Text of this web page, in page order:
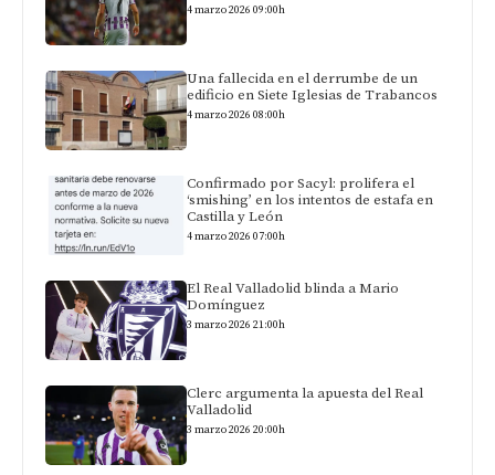
4 marzo 2026 09:00h
Una fallecida en el derrumbe de un
edificio en Siete Iglesias de Trabancos
4 marzo 2026 08:00h
Confirmado por Sacyl: prolifera el
‘smishing’ en los intentos de estafa en
Castilla y León
4 marzo 2026 07:00h
El Real Valladolid blinda a Mario
Domínguez
3 marzo 2026 21:00h
Clerc argumenta la apuesta del Real
Valladolid
3 marzo 2026 20:00h